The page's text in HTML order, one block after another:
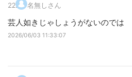
22. 名無しさん
芸人如きじゃしょうがないのでは
2026/06/03 11:33:07